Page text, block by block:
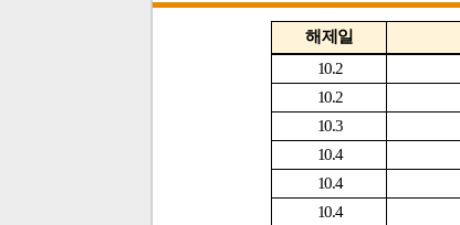
해제일
10.2
10.2
10.3
10.4
10.4
10.4